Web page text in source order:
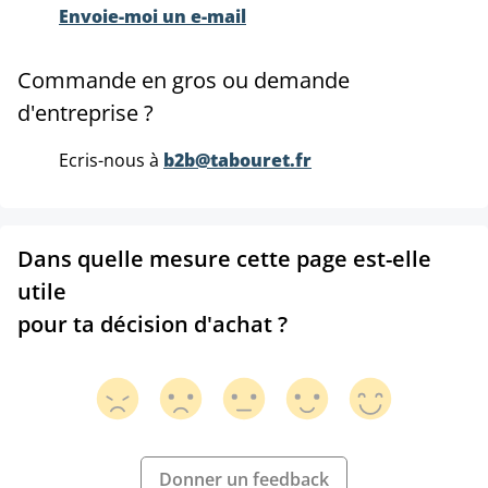
Envoie-moi un e-mail
Commande en gros ou demande
d'entreprise ?
Ecris-nous à b2b@tabouret.fr
Dans quelle mesure cette page est-elle
utile
pour ta décision d'achat ?
Donner un feedback